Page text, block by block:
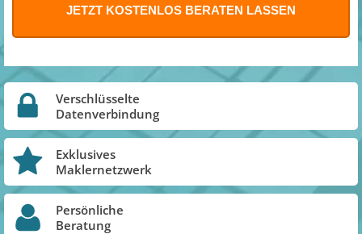
Verschlüsselte
Datenverbindung
Exklusives
Maklernetzwerk
Persönliche
Beratung